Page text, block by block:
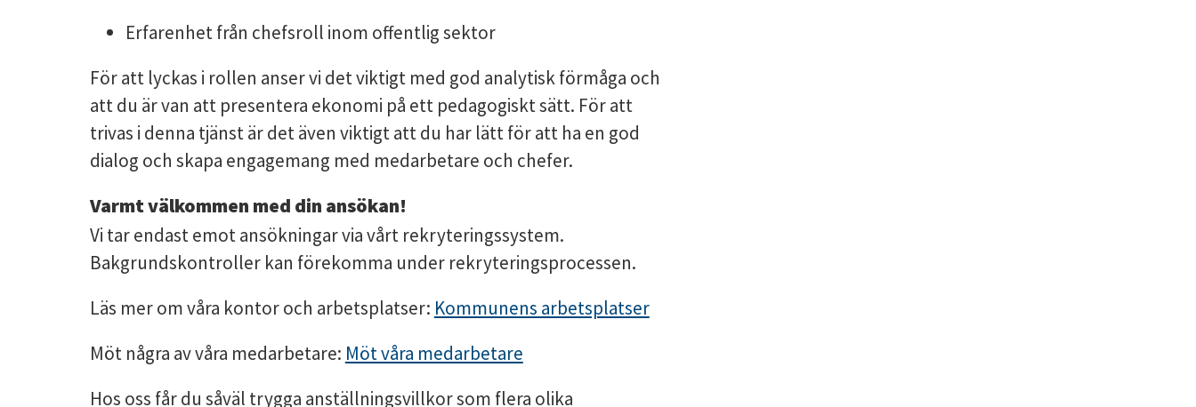
Erfarenhet från chefsroll inom offentlig sektor
För att lyckas i rollen anser vi det viktigt med god analytisk förmåga och
att du är van att presentera ekonomi på ett pedagogiskt sätt. För att
trivas i denna tjänst är det även viktigt att du har lätt för att ha en god
dialog och skapa engagemang med medarbetare och chefer.
Varmt välkommen med din ansökan!
Vi tar endast emot ansökningar via vårt rekryteringssystem.
Bakgrundskontroller kan förekomma under rekryteringsprocessen.
Läs mer om våra kontor och arbetsplatser: Kommunens arbetsplatser
Möt några av våra medarbetare: Möt våra medarbetare
Hos oss får du såväl trygga anställningsvillkor som flera olika